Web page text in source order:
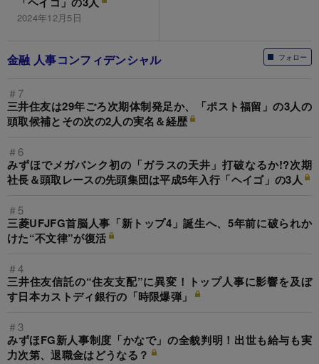
2024年12月5日
フォロー
金融 人事コンフィデンシャル
＃7
三井住友は29年ごろ次期体制発足か、「ポスト福留」の3人の
頭取候補とその次の2人の実名＆経歴
＃6
みずほでメガバンク初の「ガラスの天井」打破なるか!?次期
社長＆頭取レースの先頭集団は平成5年入行「ヘイゴ」の3人
＃5
三菱UFJFG首脳人事「新トップ4」誕生へ、5年前に破られか
けた“不文律”が復活
＃4
三井住友信託の“住友支配”に異変！トップ人事に影響を及ぼ
す日本カストディ銀行の「時限爆弾」
＃3
みずほFG新人事制度「かなで」の全貌判明！出世も給与も実
力次第、退職金はどうなる？